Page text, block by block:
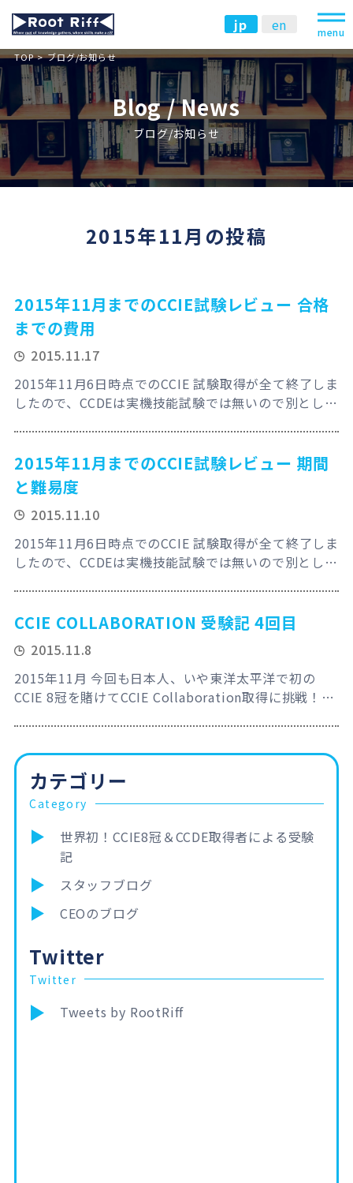
jp en menu
TOP ブログ/お知らせ
Blog / News
ブログ/お知らせ
2015年11月の投稿
2015年11月までのCCIE試験レビュー 合格
までの費用
2015.11.17
2015年11月6日時点でのCCIE 試験取得が全て終了しま
したので、CCDEは実機技能試験では無いので別として
いてです。 前回のエントリーについては弊社の社員が
以下のコメントをくれました。 “このエントリで分か
るのは、岡山さんが キチ害だって事だけです
よ。”と、 きさまぁぁぁ…
2015年11月までのCCIE試験レビュー 期間
と難易度
2015.11.10
2015年11月6日時点でのCCIE 試験取得が全て終了しま
したので、CCDEは実機技能試験では無いので別として
易度についてです。 私の全CCIEラボ試験のLAB 勉強開
細かい日数までは流石にメモも無く忘れてますので入
れてませんが、大まかに以…
CCIE COLLABORATION 受験記 4回目
2015.11.8
2015年11月 今回も日本人、いや東洋太平洋で初の
CCIE 8冠を賭けてCCIE Collaboration取得に挑戦！
回はかなり酷い目にあったから、受験に躊躇していた
けどこの前のCCIE Night 2015に参加した時も、散々
色々な人から8冠の進退について聞かれてしまった
し、何時…
カテゴリー
Category
世界初！CCIE8冠＆CCDE取得者による受験
記
スタッフブログ
CEOのブログ
Twitter
Twitter
Tweets by RootRiff